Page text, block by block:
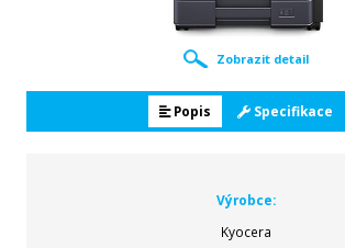
Zobrazit detail
Popis Specifikace
Výrobce:
Kyocera